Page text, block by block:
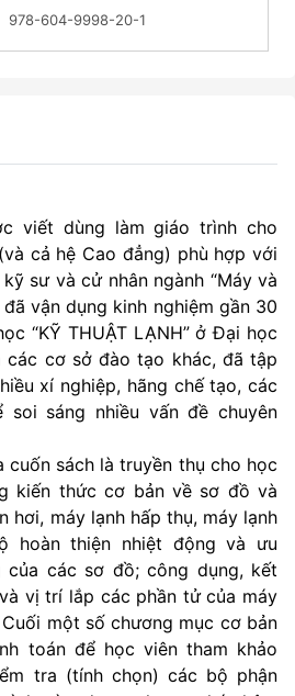
978-604-9998-20-1
viết dùng làm giáo trình cho
cả hệ Cao đẳng) phù hợp với
sư và cử nhân ngành “Máy và
đã vận dụng kinh nghiệm gần 30
“KỸ THUẬT LẠNH” ở Đại học
các cơ sở đào tạo khác, đã tập
xí nghiệp, hãng chế tạo, các
soi sáng nhiều vấn đề chuyên
cuốn sách là truyền thụ cho học
kiến thức cơ bản về sơ đồ và
hơi, máy lạnh hấp thụ, máy lạnh
hoàn thiện nhiệt động và ưu
của các sơ đồ; công dụng, kết
vị trí lắp các phần tử của máy
một số chương mục cơ bản
toán để học viên tham khảo
tra (tính chọn) các bộ phận